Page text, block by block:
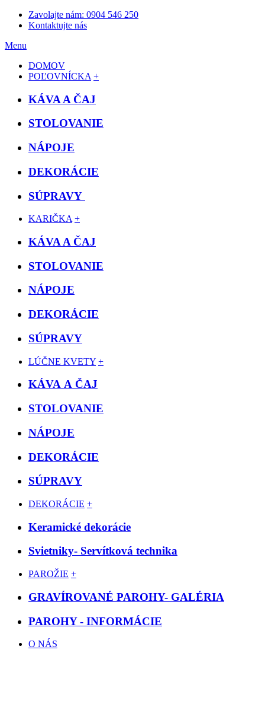
Zavolajte nám: 0904 546 250
Kontaktujte nás
Menu
DOMOV
POĽOVNÍCKA +
KÁVA A ČAJ
STOLOVANIE
NÁPOJE
DEKORÁCIE
SÚPRAVY
KARIČKA +
KÁVA A ČAJ
STOLOVANIE
NÁPOJE
DEKORÁCIE
SÚPRAVY
LÚČNE KVETY +
KÁVA A ČAJ
STOLOVANIE
NÁPOJE
DEKORÁCIE
SÚPRAVY
DEKORÁCIE +
Keramické dekorácie
Svietniky- Servítková technika
PAROŽIE +
GRAVÍROVANÉ PAROHY- GALÉRIA
PAROHY - INFORMÁCIE
O NÁS